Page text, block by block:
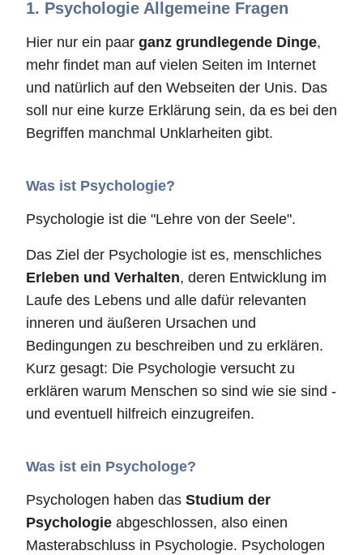
1. Psychologie Allgemeine Fragen
Hier nur ein paar ganz grundlegende Dinge,
mehr findet man auf vielen Seiten im Internet
und natürlich auf den Webseiten der Unis. Das
soll nur eine kurze Erklärung sein, da es bei den
Begriffen manchmal Unklarheiten gibt.
Was ist Psychologie?
Psychologie ist die "Lehre von der Seele".
Das Ziel der Psychologie ist es, menschliches
Erleben und Verhalten, deren Entwicklung im
Laufe des Lebens und alle dafür relevanten
inneren und äußeren Ursachen und
Bedingungen zu beschreiben und zu erklären.
Kurz gesagt: Die Psychologie versucht zu
erklären warum Menschen so sind wie sie sind -
und eventuell hilfreich einzugreifen.
Was ist ein Psychologe?
Psychologen haben das Studium der
Psychologie abgeschlossen, also einen
Masterabschluss in Psychologie. Psychologen